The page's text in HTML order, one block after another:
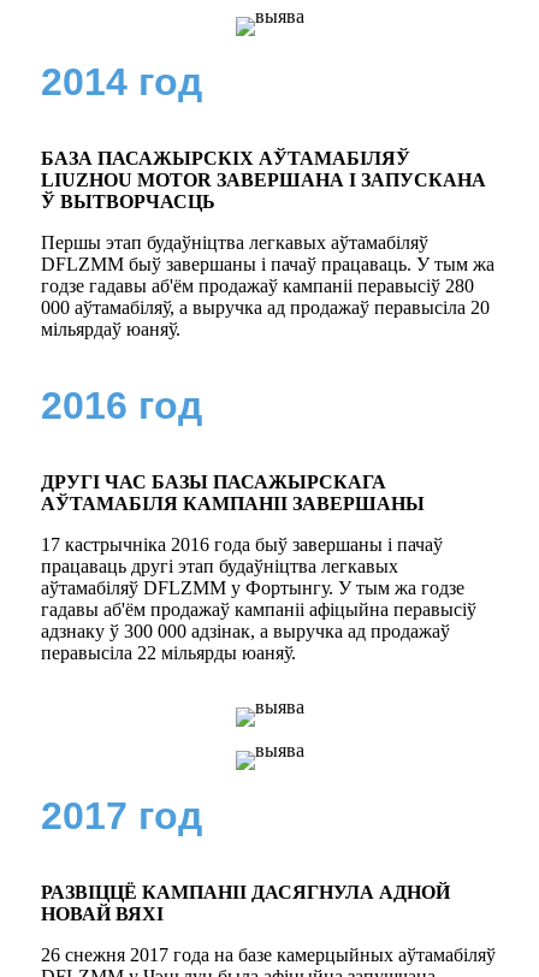
2014 год
БАЗА ПАСАЖЫРСКІХ АЎТАМАБІЛЯЎ
LIUZHOU MOTOR ЗАВЕРШАНА І ЗАПУСКАНА
Ў ВЫТВОРЧАСЦЬ
Першы этап будаўніцтва легкавых аўтамабіляў
DFLZMM быў завершаны і пачаў працаваць. У тым жа
годзе гадавы аб'ём продажаў кампаніі перавысіў 280
000 аўтамабіляў, а выручка ад продажаў перавысіла 20
мільярдаў юаняў.
2016 год
ДРУГІ ЧАС БАЗЫ ПАСАЖЫРСКАГА
АЎТАМАБІЛЯ КАМПАНІІ ЗАВЕРШАНЫ
17 кастрычніка 2016 года быў завершаны і пачаў
працаваць другі этап будаўніцтва легкавых
аўтамабіляў DFLZMM у Фортынгу. У тым жа годзе
гадавы аб'ём продажаў кампаніі афіцыйна перавысіў
адзнаку ў 300 000 адзінак, а выручка ад продажаў
перавысіла 22 мільярды юаняў.
2017 год
РАЗВІЦЦЁ КАМПАНІІ ДАСЯГНУЛА АДНОЙ
НОВАЙ ВЯХІ
26 снежня 2017 года на базе камерцыйных аўтамабіляў